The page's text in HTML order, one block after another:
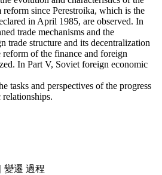
reform since Perestroika, which is the
in April 1985, are observed. In
trade mechanisms and the
trade structure and its decentralization
of the finance and foreign
In Part V, Soviet foreign economic
tasks and perspectives of the progress
變遷 過程